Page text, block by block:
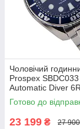
Чоловічий
Prospex
Automatic Diver
Вживаний
Готово до
23 199 ₴ 27